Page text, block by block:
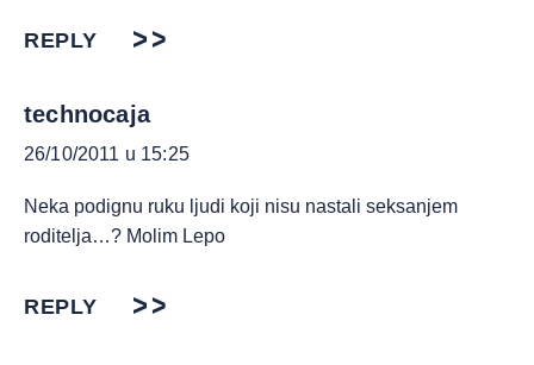
REPLY
technocaja
26/10/2011 u 15:25
Neka podignu ruku ljudi koji nisu nastali seksanjem
roditelja…? Molim Lepo
REPLY